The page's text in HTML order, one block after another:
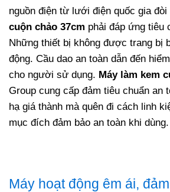
nguồn điện từ lưới điện quốc gia đòi
cuộn chảo 37cm phải đáp ứng tiêu
Những thiết bị không được trang bị
động. Cầu dao an toàn dẫn đến
cho người sử dụng. Máy làm kem
Group cung cấp đảm tiêu chuẩn an
hạ giá thành mà quên đi cách linh
mục đích đảm bảo an toàn khi dùng.
Máy hoạt động êm ái,